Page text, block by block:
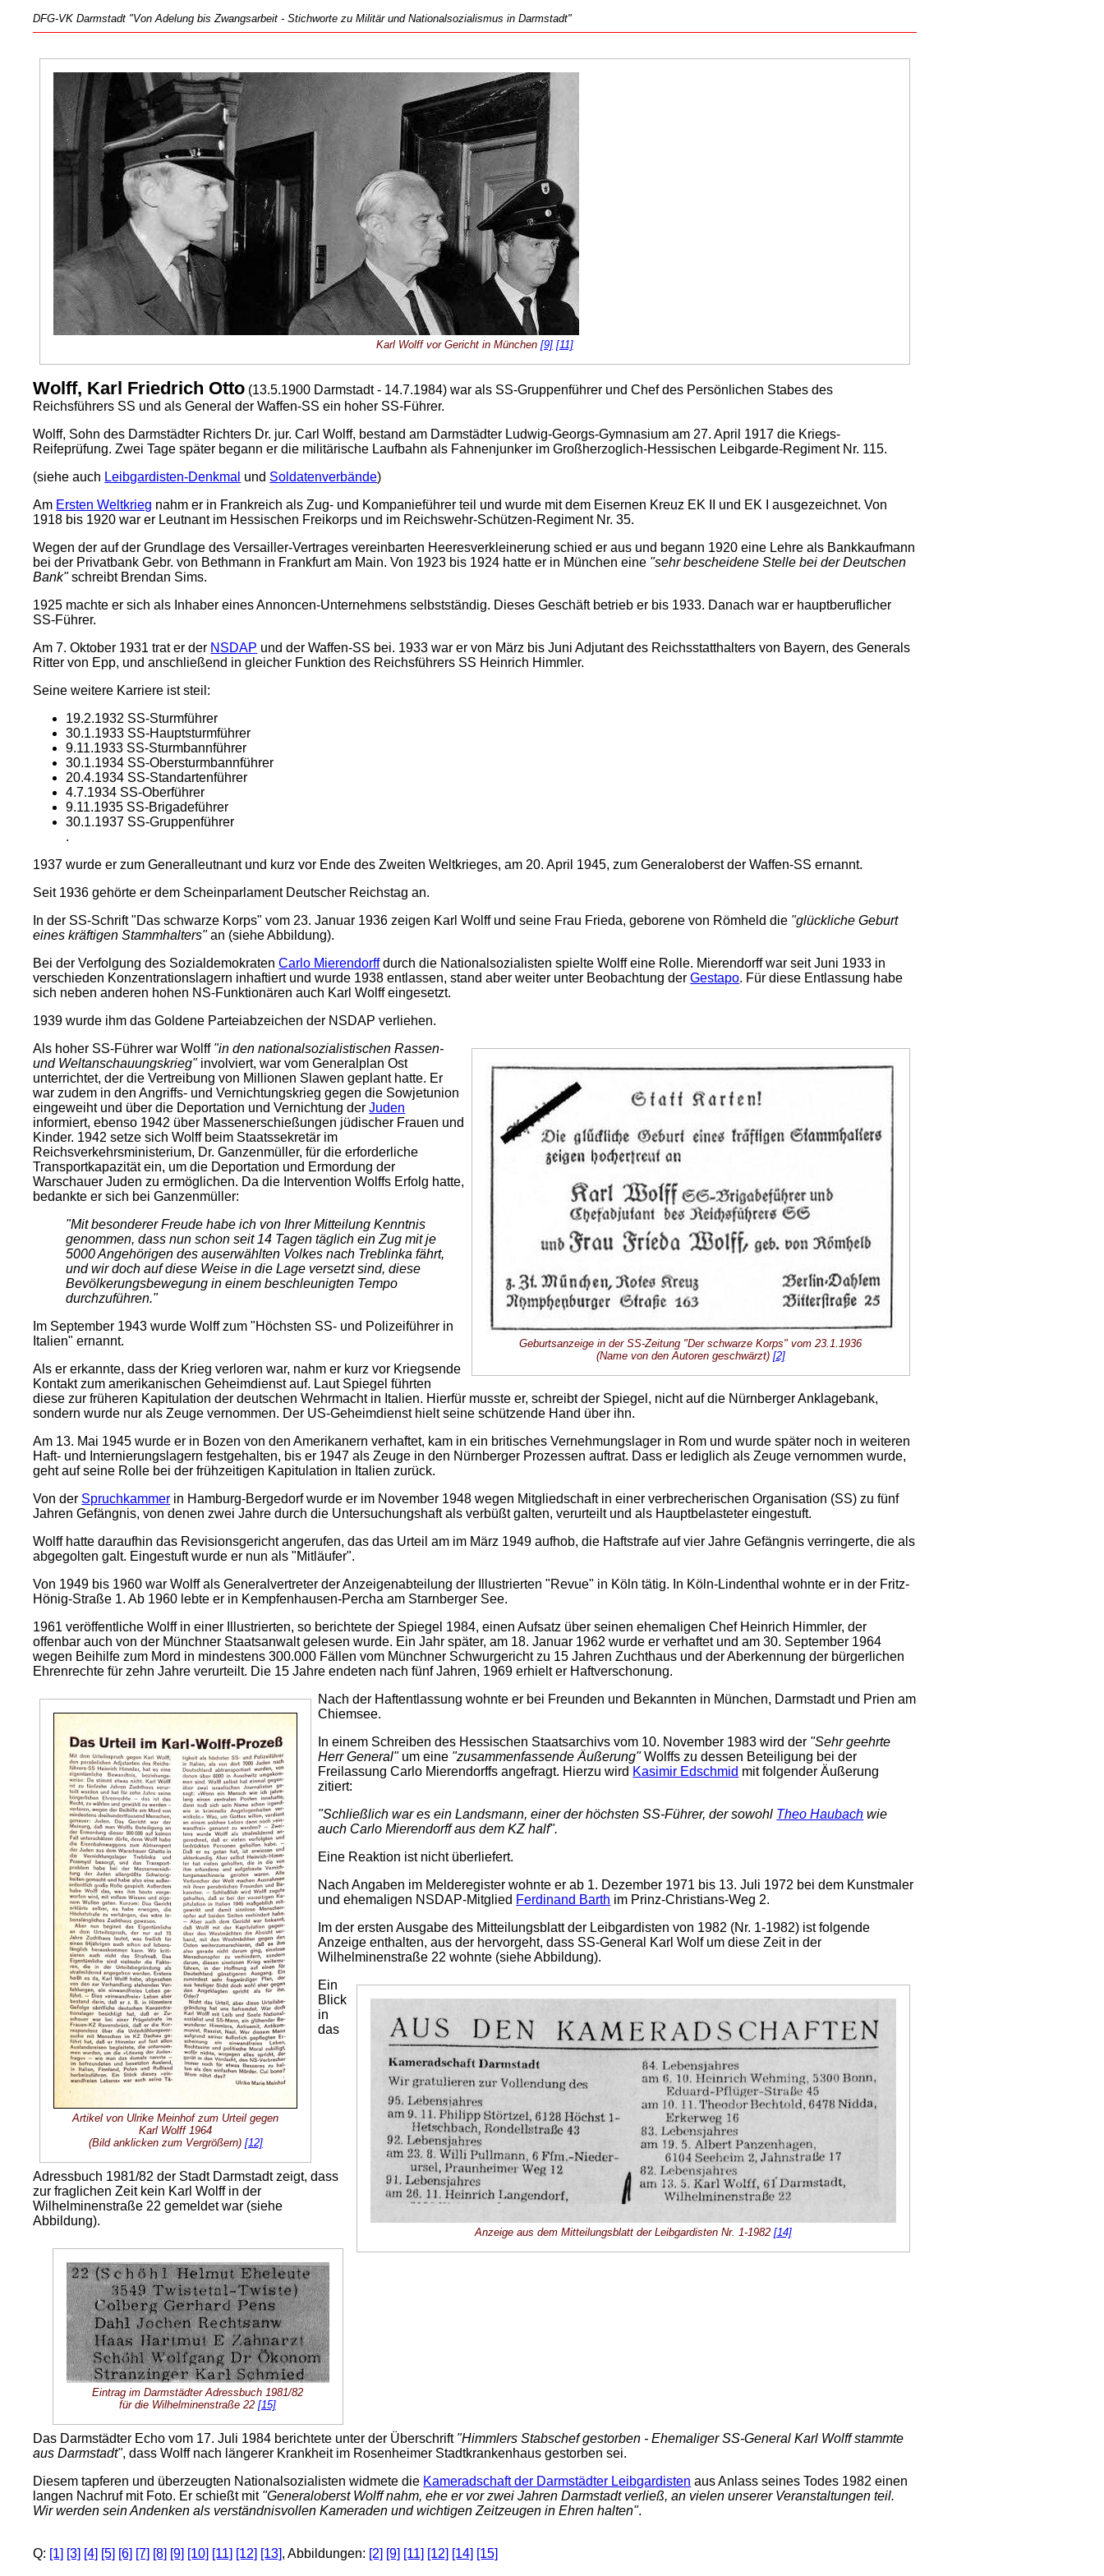
DFG-VK Darmstadt "Von Adelung bis Zwangsarbeit - Stichworte zu Militär und Nationalsozialismus in Darmstadt"
Karl Wolff vor Gericht in München [9] [11]
Wolff, Karl Friedrich Otto (13.5.1900 Darmstadt - 14.7.1984) war als SS-Gruppenführer und Chef des Persönlichen Stabes des
Reichsführers SS und als General der Waffen-SS ein hoher SS-Führer.
Wolff, Sohn des Darmstädter Richters Dr. jur. Carl Wolff, bestand am Darmstädter Ludwig-Georgs-Gymnasium am 27. April 1917 die Kriegs-
Reifeprüfung. Zwei Tage später begann er die militärische Laufbahn als Fahnenjunker im Großherzoglich-Hessischen Leibgarde-Regiment Nr. 115.
(siehe auch Leibgardisten-Denkmal und Soldatenverbände)
Am Ersten Weltkrieg nahm er in Frankreich als Zug- und Kompanieführer teil und wurde mit dem Eisernen Kreuz EK II und EK I ausgezeichnet. Von
1918 bis 1920 war er Leutnant im Hessischen Freikorps und im Reichswehr-Schützen-Regiment Nr. 35.
Wegen der auf der Grundlage des Versailler-Vertrages vereinbarten Heeresverkleinerung schied er aus und begann 1920 eine Lehre als Bankkaufmann
bei der Privatbank Gebr. von Bethmann in Frankfurt am Main. Von 1923 bis 1924 hatte er in München eine "sehr bescheidene Stelle bei der Deutschen
Bank"schreibt Brendan Sims.
1925 machte er sich als Inhaber eines Annoncen-Unternehmens selbstständig. Dieses Geschäft betrieb er bis 1933. Danach war er hauptberuflicher
SS-Führer.
Am 7. Oktober 1931 trat er der NSDAP und der Waffen-SS bei. 1933 war er von März bis Juni Adjutant des Reichsstatthalters von Bayern, des Generals
Ritter von Epp, und anschließend in gleicher Funktion des Reichsführers SS Heinrich Himmler.
Seine weitere Karriere ist steil:
19.2.1932 SS-Sturmführer
30.1.1933 SS-Hauptsturmführer
9.11.1933 SS-Sturmbannführer
30.1.1934 SS-Obersturmbannführer
20.4.1934 SS-Standartenführer
4.7.1934 SS-Oberführer
9.11.1935 SS-Brigadeführer
30.1.1937 SS-Gruppenführer
.
1937 wurde er zum Generalleutnant und kurz vor Ende des Zweiten Weltkrieges, am 20. April 1945, zum Generaloberst der Waffen-SS ernannt.
Seit 1936 gehörte er dem Scheinparlament Deutscher Reichstag an.
In der SS-Schrift "Das schwarze Korps" vom 23. Januar 1936 zeigen Karl Wolff und seine Frau Frieda, geborene von Römheld die "glückliche Geburt
eines kräftigen Stammhalters"an (siehe Abbildung).
Bei der Verfolgung des SozialdemokratenCarlo Mierendorffdurch die Nationalsozialisten spielte Wolff eine Rolle. Mierendorff war seit Juni 1933 in
verschieden Konzentrationslagern inhaftiert und wurde 1938 entlassen, stand aber weiter unter Beobachtung derGestapo. Für diese Entlassung habe
sich neben anderen hohen NS-Funktionären auch Karl Wolff eingesetzt.
1939 wurde ihm das Goldene Parteiabzeichen der NSDAP verliehen.
Geburtsanzeige in der SS-Zeitung "Der schwarze Korps" vom 23.1.1936
(Name von den Autoren geschwärzt) [2]
Als hoher SS-Führer war Wolff "in den nationalsozialistischen Rassen-
und Weltanschauungskrieg"involviert, war vom Generalplan Ost
unterrichtet, der die Vertreibung von Millionen Slawen geplant hatte. Er
war zudem in den Angriffs- und Vernichtungskrieg gegen die Sowjetunion
eingeweiht und über die Deportation und Vernichtung derJuden
informiert, ebenso 1942 über Massenerschießungen jüdischer Frauen und
Kinder. 1942 setze sich Wolff beim Staatssekretär im
Reichsverkehrsministerium, Dr. Ganzenmüller, für die erforderliche
Transportkapazität ein, um die Deportation und Ermordung der
Warschauer Juden zu ermöglichen. Da die Intervention Wolffs Erfolg hatte,
bedankte er sich bei Ganzenmüller:
"Mit besonderer Freude habe ich von Ihrer Mitteilung Kenntnis
genommen, dass nun schon seit 14 Tagen täglich ein Zug mit je
5000 Angehörigen des auserwählten Volkes nach Treblinka fährt,
und wir doch auf diese Weise in die Lage versetzt sind, diese
Bevölkerungsbewegung in einem beschleunigten Tempo
durchzuführen."
Im September 1943 wurde Wolff zum "Höchsten SS- und Polizeiführer in
Italien" ernannt.
Als er erkannte, dass der Krieg verloren war, nahm er kurz vor Kriegsende
Kontakt zum amerikanischen Geheimdienst auf. Laut Spiegel führten
diese zur früheren Kapitulation der deutschen Wehrmacht in Italien. Hierfür musste er, schreibt der Spiegel, nicht auf die Nürnberger Anklagebank,
sondern wurde nur als Zeuge vernommen. Der US-Geheimdienst hielt seine schützende Hand über ihn.
Am 13. Mai 1945 wurde er in Bozen von den Amerikanern verhaftet, kam in ein britisches Vernehmungslager in Rom und wurde später noch in weiteren
Haft- und Internierungslagern festgehalten, bis er 1947 als Zeuge in den Nürnberger Prozessen auftrat. Dass er lediglich als Zeuge vernommen wurde,
geht auf seine Rolle bei der frühzeitigen Kapitulation in Italien zurück.
Von der Spruchkammer in Hamburg-Bergedorf wurde er im November 1948 wegen Mitgliedschaft in einer verbrecherischen Organisation (SS) zu fünf
Jahren Gefängnis, von denen zwei Jahre durch die Untersuchungshaft als verbüßt galten, verurteilt und als Hauptbelasteter eingestuft.
Wolff hatte daraufhin das Revisionsgericht angerufen, das das Urteil am im März 1949 aufhob, die Haftstrafe auf vier Jahre Gefängnis verringerte, die als
abgegolten galt. Eingestuft wurde er nun als "Mitläufer".
Von 1949 bis 1960 war Wolff als Generalvertreter der Anzeigenabteilung der Illustrierten "Revue" in Köln tätig. In Köln-Lindenthal wohnte er in der Fritz-
Hönig-Straße 1. Ab 1960 lebte er in Kempfenhausen-Percha am Starnberger See.
1961 veröffentliche Wolff in einer Illustrierten, so berichtete der Spiegel 1984, einen Aufsatz über seinen ehemaligen Chef Heinrich Himmler, der
offenbar auch von der Münchner Staatsanwalt gelesen wurde. Ein Jahr später, am 18. Januar 1962 wurde er verhaftet und am 30. September 1964
wegen Beihilfe zum Mord in mindestens 300.000 Fällen vom Münchner Schwurgericht zu 15 Jahren Zuchthaus und der Aberkennung der bürgerlichen
Ehrenrechte für zehn Jahre verurteilt. Die 15 Jahre endeten nach fünf Jahren, 1969 erhielt er Haftverschonung.
Artikel von Ulrike Meinhof zum Urteil gegen
Karl Wolff 1964
(Bild anklicken zum Vergrößern) [12]
Nach der Haftentlassung wohnte er bei Freunden und Bekannten in München, Darmstadt und Prien am
Chiemsee.
In einem Schreiben des Hessischen Staatsarchivs vom 10. November 1983 wird der "Sehr geehrte
Herr General"um eine "zusammenfassende Äußerung"Wolffs zu dessen Beteiligung bei der
Freilassung Carlo Mierendorffs angefragt. Hierzu wird Kasimir Edschmid mit folgender Äußerung
zitiert:
"Schließlich war es ein Landsmann, einer der höchsten SS-Führer, der sowohl Theo Haubach wie
auch Carlo Mierendorff aus dem KZ half".
Eine Reaktion ist nicht überliefert.
Nach Angaben im Melderegister wohnte er ab 1. Dezember 1971 bis 13. Juli 1972 bei dem Kunstmaler
und ehemaligen NSDAP-Mitglied Ferdinand Barth im Prinz-Christians-Weg 2.
Im der ersten Ausgabe des Mitteilungsblatt der Leibgardisten von 1982 (Nr. 1-1982) ist folgende
Anzeige enthalten, aus der hervorgeht, dass SS-General Karl Wolf um diese Zeit in der
Wilhelminenstraße 22 wohnte (siehe Abbildung).
Anzeige aus dem Mitteilungsblatt der Leibgardisten Nr. 1-1982 [14]
Ein
Blick
in
das
Adressbuch 1981/82 der Stadt Darmstadt zeigt, dass
zur fraglichen Zeit kein Karl Wolff in der
Wilhelminenstraße 22 gemeldet war (siehe
Abbildung).
Eintrag im Darmstädter Adressbuch 1981/82
für die Wilhelminenstraße 22 [15]
Das Darmstädter Echo vom 17. Juli 1984 berichtete unter der Überschrift "Himmlers Stabschef gestorben - Ehemaliger SS-General Karl Wolff stammte
aus Darmstadt", dass Wolff nach längerer Krankheit im Rosenheimer Stadtkrankenhaus gestorben sei.
Diesem tapferen und überzeugten Nationalsozialisten widmete die Kameradschaft der Darmstädter Leibgardisten aus Anlass seines Todes 1982 einen
langen Nachruf mit Foto. Er schießt mit "Generaloberst Wolff nahm, ehe er vor zwei Jahren Darmstadt verließ, an vielen unserer Veranstaltungen teil.
Wir werden sein Andenken als verständnisvollen Kameraden und wichtigen Zeitzeugen in Ehren halten".
Q: [1] [3] [4] [5] [6] [7] [8] [9] [10] [11] [12] [13], Abbildungen: [2] [9] [11] [12] [14] [15]